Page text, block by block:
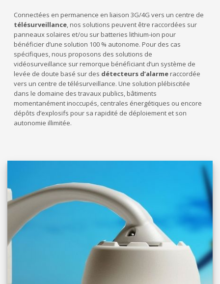
Connectées en permanence en liaison 3G/4G vers un centre de
télésurveillance, nos solutions peuvent être raccordées sur
panneaux solaires et/ou sur batteries lithium-ion pour
bénéficier d’une solution 100 % autonome. Pour des cas
spécifiques, nous proposons des solutions de
vidéosurveillance sur remorque bénéficiant d’un système de
levée de doute basé sur des détecteurs d’alarmeraccordée
vers un centre de télésurveillance. Une solution plébiscitée
dans le domaine des travaux publics, bâtiments
momentanément inoccupés, centrales énergétiques ou encore
dépôts d’explosifs pour sa rapidité de déploiement et son
autonomie illimitée.